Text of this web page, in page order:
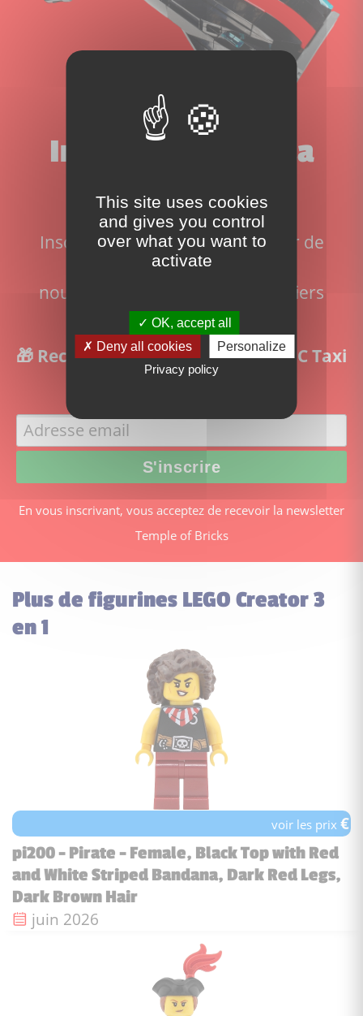
Inscrivez-vous à la
newsletter!
Inscrivez-vous pour ne rien rater de
l'actualité du site:
nouveaux sets disponibles, derniers
articles et actualité Lego
🎁 Recevez les instructions du MOC Taxi
Speeder en cadeau!
En vous inscrivant, vous acceptez de recevoir la newsletter
Temple of Bricks
Plus de figurines LEGO Creator 3
en 1
voir les prix€
pi200 - Pirate - Female, Black Top with Red
and White Striped Bandana, Dark Red Legs,
Dark Brown Hair
Date de sortie :
juin 2026
This site uses cookies
and gives you control
over what you want to
activate
OK, accept all
Deny all cookies
Personalize
Privacy policy